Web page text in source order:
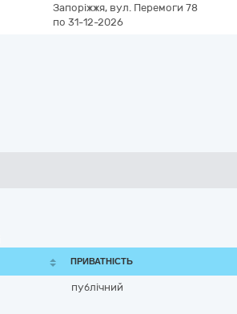
Запоріжжя, вул. Перемоги 78
по 31-12-2026
ПРИВАТНІСТЬ
публічний